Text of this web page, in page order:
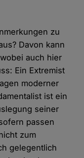
zu
Davon kann
auch hier
Ein Extremist
moderner
ist ein
seiner
passen
zum
gelegentlich